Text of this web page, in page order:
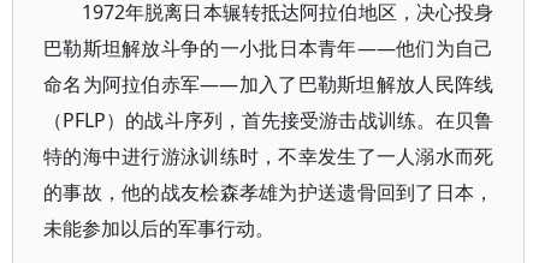
1972年脱离日本辗转抵达阿拉伯地区，决心投身
巴勒斯坦解放斗争的一小批日本青年——他们为自己
命名为阿拉伯赤军——加入了巴勒斯坦解放人民阵线
（PFLP）的战斗序列，首先接受游击战训练。在贝鲁
特的海中进行游泳训练时，不幸发生了一人溺水而死
的事故，他的战友桧森孝雄为护送遗骨回到了日本，
未能参加以后的军事行动。